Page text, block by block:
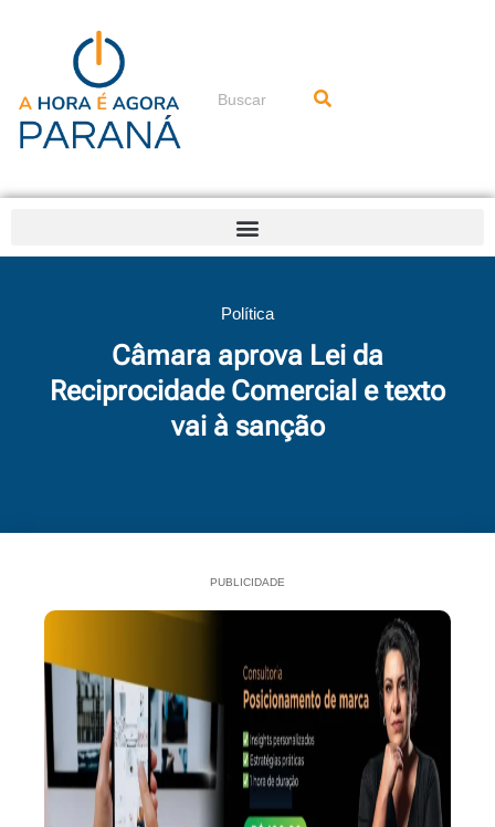
conteúdo
Pesquisar
Política
Câmara aprova Lei da
Reciprocidade Comercial e texto
vai à sanção
PUBLICIDADE